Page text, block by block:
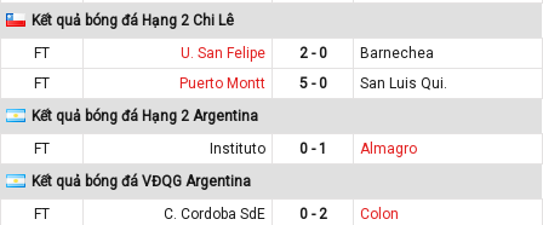
Kết quả bóng đá Hạng 2 Chi Lê
FT
U. San Felipe 2 - 0
Barnechea
FT
Puerto Montt 5 - 0
San Luis Qui.
Kết quả bóng đá Hạng 2 Argentina
FT
Instituto 0 - 1
Almagro
Kết quả bóng đá VĐQG Argentina
FT
C. Cordoba SdE 0 - 2
Colon